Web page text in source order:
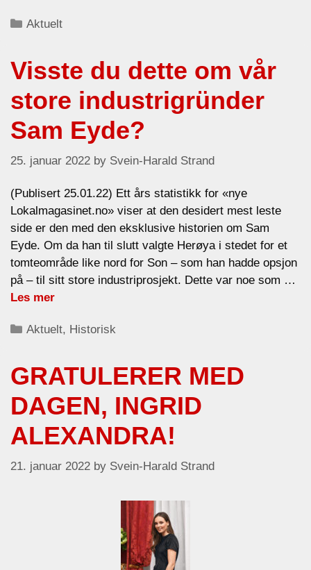
Categories
Aktuelt
Visste du dette om vår
store industrigründer
Sam Eyde?
25. januar 2022 by Svein-Harald Strand
(Publisert 25.01.22) Ett års statistikk for «nye
Lokalmagasinet.no» viser at den desidert mest leste
side er den med den eksklusive historien om Sam
Eyde. Om da han til slutt valgte Herøya i stedet for et
tomteområde like nord for Son – som han hadde opsjon
på – til sitt store industriprosjekt. Dette var noe som …
Les mer
Categories
Aktuelt, Historisk
GRATULERER MED
DAGEN, INGRID
ALEXANDRA!
21. januar 2022 by Svein-Harald Strand